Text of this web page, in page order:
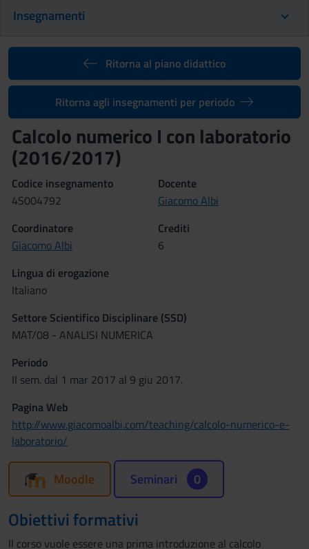
Insegnamenti
Ritorna al piano didattico
Ritorna agli insegnamenti per periodo
Calcolo numerico I con laboratorio
(2016/2017)
Codice insegnamento
4S004792
Docente
Giacomo Albi
Coordinatore
Giacomo Albi
Crediti
6
Lingua di erogazione
Italiano
Settore Scientifico Disciplinare (SSD)
MAT/08 - ANALISI NUMERICA
Periodo
II sem. dal 1 mar 2017 al 9 giu 2017.
Pagina Web
http://www.giacomoalbi.com/teaching/calcolo-numerico-e-
laboratorio/
Moodle Seminari 0
Obiettivi formativi
Il corso vuole essere una prima introduzione al calcolo